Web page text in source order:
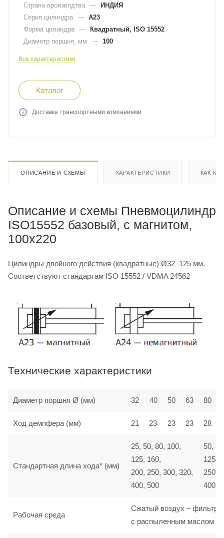
Страна производтва — ИНДИЯ
Серия цилиндра — A23
Форма цилиндра — Квадратный, ISO 15552
Диаметр поршня, мм
— 100
Все характеристики
Каталог
Доставка транспортными компаниями
ОПИСАНИЕ И СХЕМЫ ХАРАКТЕРИСТИКИ КАК
Описание и схемы Пневмоцилиндр
ISO15552 базовый, с магнитом,
100x220
Цилиндры двойного действия (квадратные) Ø32–125 мм.
Соответствуют стандартам ISO 15552 / VDMA 24562
Технические характеристики
Диаметр поршня Ø (мм) 32 40 50 63 80
Ход демпфера (мм) 21 23 23 23 28
Стандартная длина хода* (мм)
25, 50, 80, 100,
125, 160,
200, 250, 300, 320,
400, 500
50,
125,
250,
400,
Рабочая среда
Сжатый воздух –
с распыленным маслом